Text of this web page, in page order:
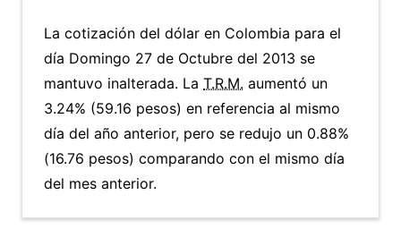
La cotización del dólar en Colombia para el
día Domingo 27 de Octubre del 2013 se
mantuvo inalterada. La T.R.M. aumentó un
3.24% (59.16 pesos) en referencia al mismo
día del año anterior, pero se redujo un 0.88%
(16.76 pesos) comparando con el mismo día
del mes anterior.